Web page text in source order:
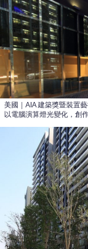
美國｜AIA 建築獎暨裝置
以電腦演算燈光變化，創